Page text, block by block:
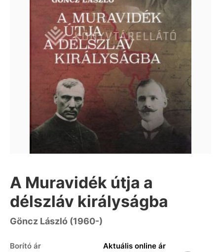
A Muravidék útja a
délszláv királyságba
Göncz László (1960-)
Borító ár Aktuális online ár